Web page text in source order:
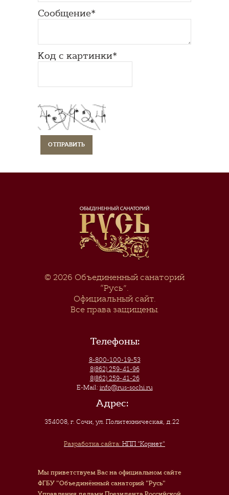
Сообщение*
Код с картинки*
© 2026 Объединенный санаторий
“Русь”.
Официальный сайт.
Все права защищены.
Телефоны:
8-800-100-19-53
8(862) 259-41-96
8(862) 259-41-26
E-Mail: info@rus-sochi.ru
Адрес:
354008, г. Сочи,ул. Политехническая, д.22
Разработка сайта: НПП "Корнет"
Мы приветствуем Вас на официальном сайте
ФГБУ "Объединённый санаторий "Русь"